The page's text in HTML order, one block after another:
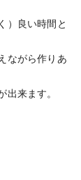
）良い時間と
ながら作りあ
出来ます。